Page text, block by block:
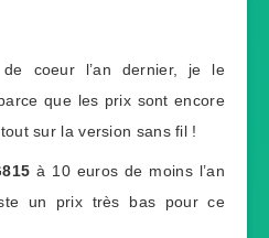
coeur l’an dernier, je le
que les prix sont encore
sur la version sans fil !
à 10 euros de moins l’an
un prix très bas pour ce